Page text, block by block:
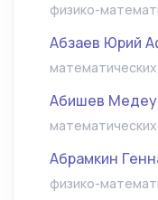
физико-
Абзаев Юрий
Абишев Медеу
Абрамкин
физико-